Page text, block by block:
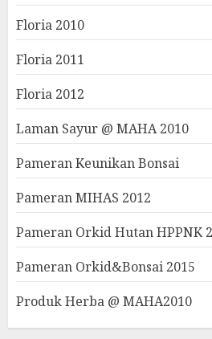
Floria 2010
Floria 2011
Floria 2012
Laman Sayur @ MAHA 2010
Pameran Keunikan Bonsai
Pameran MIHAS 2012
Pameran Orkid Hutan HPPNK
Pameran Orkid&Bonsai 2015
Produk Herba @ MAHA2010